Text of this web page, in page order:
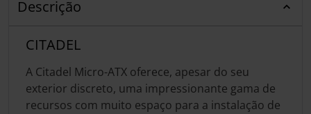
Descrição
CITADEL
A Citadel Micro-ATX oferece, apesar do seu
exterior discreto, uma impressionante gama de
recursos com muito espaço para a instalação de